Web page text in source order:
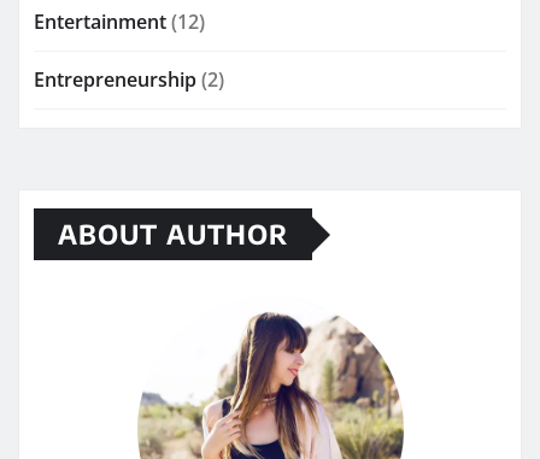
Entertainment(12)
Entrepreneurship(2)
ABOUT AUTHOR